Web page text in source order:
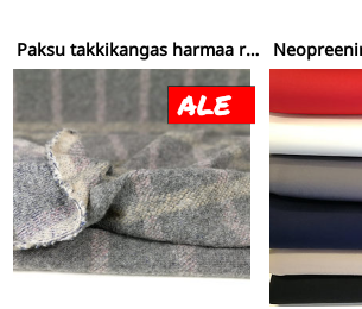
Paksu takkikangas harmaa ruutukuvio